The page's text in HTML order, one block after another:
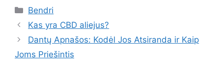
Kategorijos
Bendri
Kas yra CBD aliejus?
Dantų Apnašos: Kodėl Jos Atsiranda ir Kaip
Joms Priešintis